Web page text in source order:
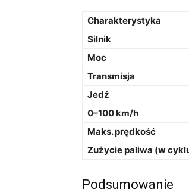
Charakterystyka
Silnik
Moc
Transmisja
Jedź
0–100 km/h
Maks. prędkość
Zużycie paliwa (w
Podsumowanie